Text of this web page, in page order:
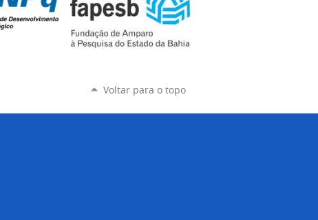
Voltar para o topo